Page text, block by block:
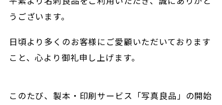
うございます。
日頃より多くのお客様にご愛顧いただいております
こと、心より御礼申し上げます。
このたび、製本・印刷サービス「写真良品」の開始